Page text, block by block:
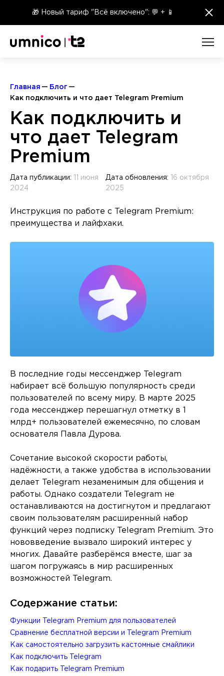
🎁 Новый тариф "Всё включено": 💬 + 📱 ×
Главная
Блог
Как подключить и что дает Telegram Premium
Как подключить и
что дает Telegram
Premium
Дата публикации:
11 июня
2024
Дата обновления:
16 октября
2025
Инструкция по работе с Telegram Premium:
преимущества и лайфхаки.
В последние годы мессенджер Telegram
набирает всё большую популярность среди
пользователей по всему миру. В марте 2025
года мессенджер перешагнул отметку в 1
млрд+ пользователей ежемесячно, по словам
основателя Павла Дурова.
Сочетание высокой скорости работы,
надёжности, а также удобства в использовании
делает Telegram незаменимым для общения и
работы. Однако создатели Telegram не
останавливаются на достигнутом и предлагают
своим пользователям расширенный набор
функций через подписку Telegram Premium. Это
нововведение вызвало широкий интерес у
многих. Давайте разберёмся вместе, шаг за
шагом погружаясь в мир расширенных
возможностей Telegram.
Содержание статьи:
Функции Telegram Premium для пользователей
Сравнение бесплатной версии и Telegram Premium
Как самостоятельно загрузить кастомные смайлики
Как подключить Telegram
Как подарить Telegram Premium